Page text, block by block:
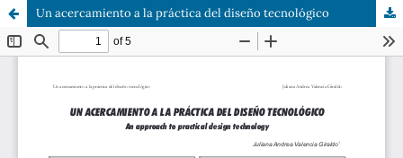
Un acercamiento a la práctica del diseño tecnológico